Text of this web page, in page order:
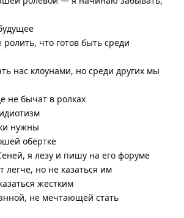
что готов быть среди
нас клоунами, но среди других мы
не бычат в ролках
нужны
обёртке
я лезу и пишу на его форуме
легче, но не казаться им
жестким
не мечтающей стать